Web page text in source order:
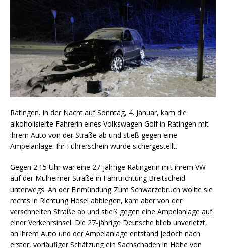
Ratingen. In der Nacht auf Sonntag, 4. Januar, kam die
alkoholisierte Fahrerin eines Volkswagen Golf in Ratingen mit
ihrem Auto von der Straße ab und stieß gegen eine
Ampelanlage. Ihr Führerschein wurde sichergestellt.
Gegen 2:15 Uhr war eine 27-jährige Ratingerin mit ihrem VW
auf der Mülheimer Straße in Fahrtrichtung Breitscheid
unterwegs. An der Einmündung Zum Schwarzebruch wollte sie
rechts in Richtung Hösel abbiegen, kam aber von der
verschneiten Straße ab und stieß gegen eine Ampelanlage auf
einer Verkehrsinsel. Die 27-jährige Deutsche blieb unverletzt,
an ihrem Auto und der Ampelanlage entstand jedoch nach
erster, vorläufiger Schätzung ein Sachschaden in Höhe von